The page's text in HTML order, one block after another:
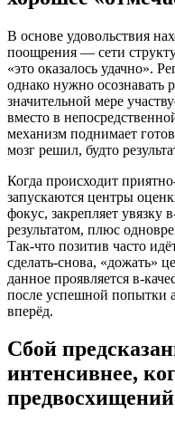
В основе удовольствия
поощрения — сети
«это оказалось удачно».
однако нужно осознавать
значительной мере
вместо в
механизм поднимает
мозг решил, будто
Когда происходит
запускаются центры
фокус, закрепляет
результатом, плюс
Так-что позитив часто
сделать-снова, «дожать»
данное проявляется в-
после успешной попытки
вперёд.
Сбой
интенсивнее,
предвосхищений